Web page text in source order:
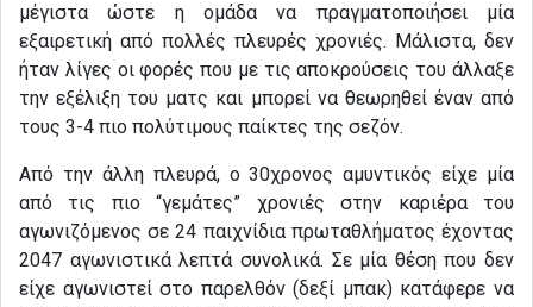
μέγιστα ώστε η ομάδα να πραγματοποιήσει μία
εξαιρετική από πολλές πλευρές χρονιές. Μάλιστα, δεν
ήταν λίγες οι φορές που με τις αποκρούσεις του άλλαξε
την εξέλιξη του ματς και μπορεί να θεωρηθεί έναν από
τους 3-4 πιο πολύτιμους παίκτες της σεζόν.
Από την άλλη πλευρά, ο 30χρονος αμυντικός είχε μία
από τις πιο “γεμάτες” χρονιές στην καριέρα του
αγωνιζόμενος σε 24 παιχνίδια πρωταθλήματος έχοντας
2047 αγωνιστικά λεπτά συνολικά. Σε μία θέση που δεν
είχε αγωνιστεί στο παρελθόν (δεξί μπακ) κατάφερε να